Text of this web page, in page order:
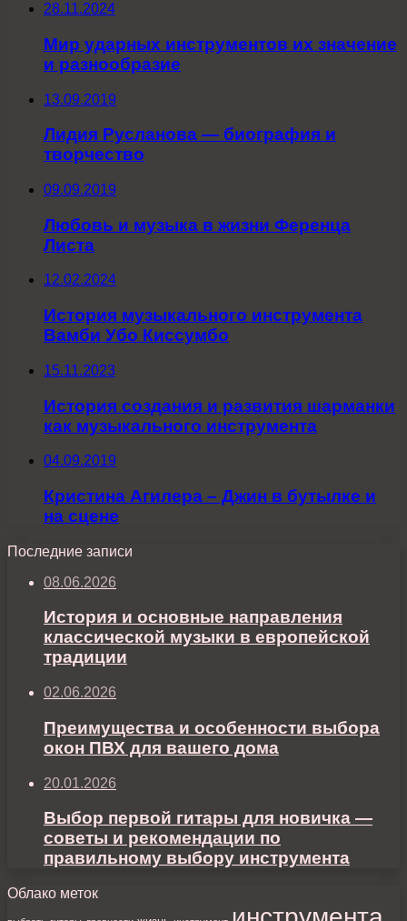
28.11.2024
Мир ударных инструментов их значение
и разнообразие
13.09.2019
Лидия Русланова — биография и
творчество
09.09.2019
Любовь и музыка в жизни Ференца
Листа
12.02.2024
История музыкального инструмента
Вамби Убо Киссумбо
15.11.2023
История создания и развития шарманки
как музыкального инструмента
04.09.2019
Кристина Агилера – Джин в бутылке и
на сцене
Последние записи
08.06.2026
История и основные направления
классической музыки в европейской
традиции
02.06.2026
Преимущества и особенности выбора
окон ПВХ для вашего дома
20.01.2026
Выбор первой гитары для новичка —
советы и рекомендации по
правильному выбору инструмента
Облако меток